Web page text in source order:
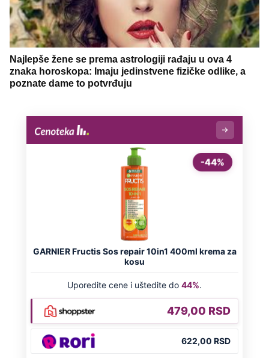
Najlepše žene se prema astrologiji rađaju u ova 4
znaka horoskopa: Imaju jedinstvene fizičke odlike, a
poznate dame to potvrđuju